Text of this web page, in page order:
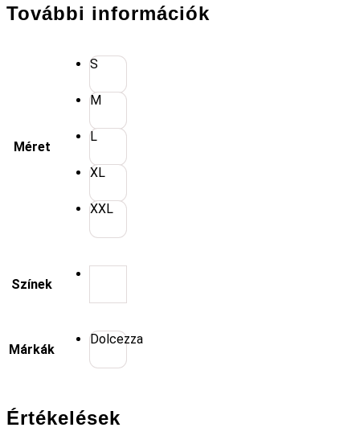
További információk
Méret
S
M
L
XL
XXL
Színek
Márkák
Dolcezza
Értékelések